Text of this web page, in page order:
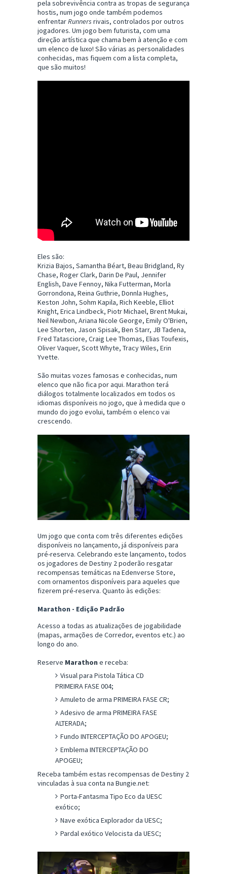
pela sobrevivência contra as tropas de segurança
hostis, num jogo onde também podemos
enfrentarRunners rivais, controlados por outros
jogadores. Um jogo bem futurista, com uma
direção artística que chama bem à atenção e com
um elenco de luxo! São várias as personalidades
conhecidas, mas fiquem com a lista completa,
que são muitos!
Eles são:
Krizia Bajos, Samantha Béart, Beau Bridgland, Ry
Chase, Roger Clark, Darin De Paul, Jennifer
English, Dave Fennoy, Nika Futterman, Morla
Gorrondona, Reina Guthrie, Donnla Hughes,
Keston John, Sohm Kapila, Rich Keeble, Elliot
Knight, Erica Lindbeck, Piotr Michael, Brent Mukai,
Neil Newbon, Ariana Nicole George, Emily O'Brien,
Lee Shorten, Jason Spisak, Ben Starr, JB Tadena,
Fred Tatasciore, Craig Lee Thomas, Elias Toufexis,
Oliver Vaquer, Scott Whyte, Tracy Wiles, Erin
Yvette.
São muitas vozes famosas e conhecidas, num
elenco que não fica por aqui. Marathon terá
diálogos totalmente localizados em todos os
idiomas disponíveis no jogo, que à medida que o
mundo do jogo evolui, também o elenco vai
crescendo.
Um jogo que conta com três diferentes edições
disponíveis no lançamento, já disponíveis para
pré-reserva. Celebrando este lançamento, todos
os jogadores de Destiny 2 poderão resgatar
recompensas temáticas na Edenverse Store,
com ornamentos disponíveis para aqueles que
fizerem pré-reserva. Quanto às edições:
Marathon - Edição Padrão
Acesso a todas as atualizações de jogabilidade
(mapas, armações de Corredor, eventos etc.) ao
longo do ano.
Reserve Marathon e receba:
Visual para Pistola Tática CD
PRIMEIRA FASE 004;
Amuleto de arma PRIMEIRA FASE CR;
Adesivo de arma PRIMEIRA FASE
ALTERADA;
Fundo INTERCEPTAÇÃO DO APOGEU;
Emblema INTERCEPTAÇÃO DO
APOGEU;
Receba também estas recompensas de Destiny 2
vinculadas à sua conta na Bungie.net:
Porta-Fantasma Tipo Eco da UESC
exótico;
Nave exótica Explorador da UESC;
Pardal exótico Velocista da UESC;